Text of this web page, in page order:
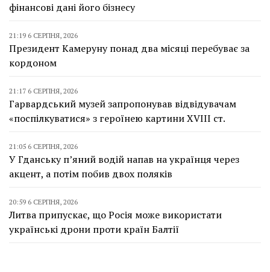
фінансові дані його бізнесу
21:19 6 СЕРПНЯ, 2026
Президент Камеруну понад два місяці перебуває за
кордоном
21:17 6 СЕРПНЯ, 2026
Гарвардський музей запропонував відвідувачам
«поспілкуватися» з героїнею картини XVIII ст.
21:05 6 СЕРПНЯ, 2026
У Гданську п’яний водій напав на українця через
акцент, а потім побив двох поляків
20:59 6 СЕРПНЯ, 2026
Литва припускає, що Росія може використати
українські дрони проти країн Балтії